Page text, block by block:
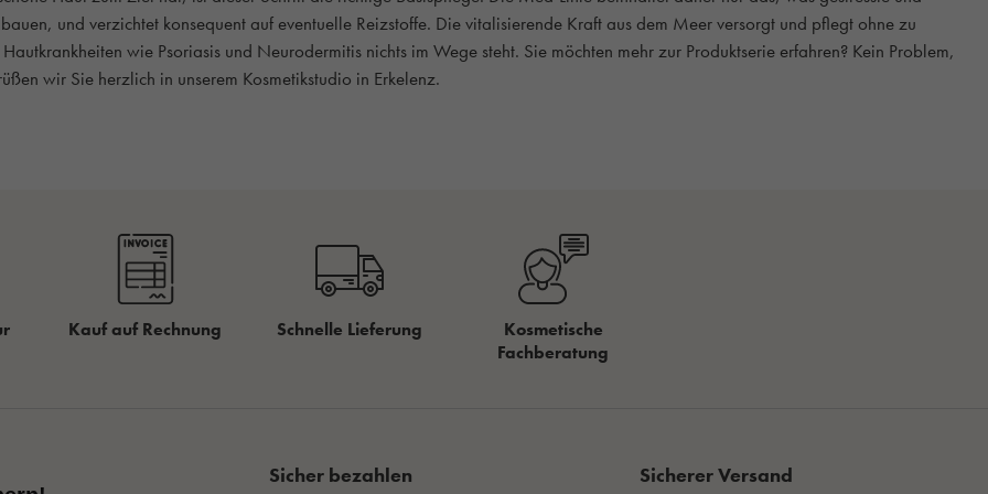
und verzichtet konsequent auf eventuelle Reizstoffe. Die vitalisierende Kraft aus dem Meer versorgt und pflegt ohne zu
wie Psoriasis und Neurodermitis nichts im Wege steht. Sie möchten mehr zur Produktserie erfahren? Kein Problem,
wir Sie herzlich in unserem Kosmetikstudio in Erkelenz.
Kauf auf Rechnung Schnelle Lieferung
Kosmetische
Fachberatung
Sicher bezahlen Sicherer Versand